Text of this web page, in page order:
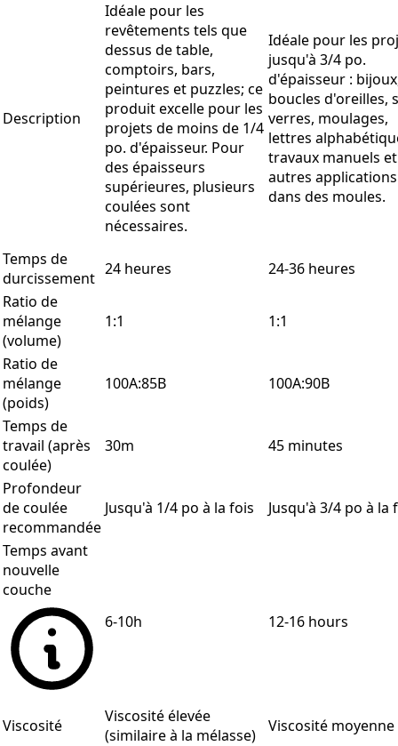
Description
Idéale pour les
revêtements tels que
dessus de table,
comptoirs, bars,
peintures et puzzles; ce
produit excelle pour les
projets de moins de 1/4
po. d'épaisseur. Pour
des épaisseurs
supérieures, plusieurs
coulées sont
nécessaires.
Idéale pour les
jusqu'à 3/4 po.
d'épaisseur :
boucles d'oreilles,
verres, moulages,
lettres
travaux manuels et
autres applications
dans des moules.
Temps de
durcissement 24 heures
24-36 heures
Ratio de
mélange
(volume)
1:1 1:1
Ratio de
mélange
(poids)
100A:85B 100A:90B
Temps de
travail (après
coulée)
30m 45 minutes
Profondeur
de coulée
recommandée
Jusqu'à 1/4 po à la fois Jusqu'à 3/4 po à la
Temps avant
nouvelle
couche
6-10h
12-16 hours
Viscosité
Viscosité élevée
(similaire à la mélasse)
Viscosité moyenne